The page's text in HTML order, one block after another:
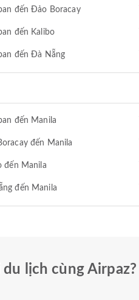
đến Đảo Boracay
đến Kalibo
đến Đà Nẵng
đến Manila
đến Manila
đến Manila
đến Manila
du lịch cùng Airpaz?